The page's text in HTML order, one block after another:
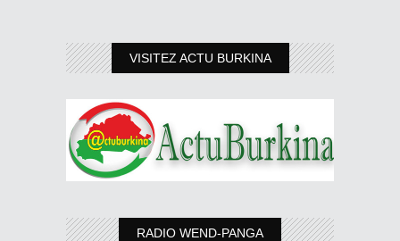
VISITEZ ACTU BURKINA
RADIO WEND-PANGA